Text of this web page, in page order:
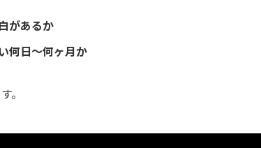
があるか
何日〜何ヶ月か
。